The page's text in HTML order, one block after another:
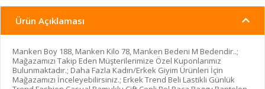
Ürün Açıklaması
Manken Boy 188, Manken Kilo 78, Manken Bedeni M Bedendir..;
Mağazamızı Takip Eden Müşterilerimize Özel Kuponlarımız
Bulunmaktadır.; Daha Fazla Kadın/Erkek Giyim Ürünleri İçin
Mağazamızı İnceleyebilirsiniz.; Erkek Trend Beli Lastikli Günlük